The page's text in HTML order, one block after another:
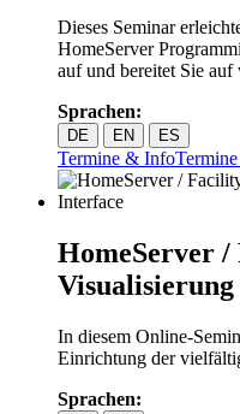
Dieses Seminar
HomeServer
auf und bereitet Sie auf
Sprachen:
DE EN ES
Termine & Info
HomeServer
In diesem Online-
Einrichtung der
Sprachen: